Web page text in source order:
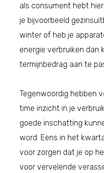
als consument hebt
je bijvoorbeeld
winter of heb je
energie verbruiken dan
termijnbedrag aan te
Tegenwoordig hebben
time inzicht in je
goede inschatting
word. Eens in het
voor zorgen dat je op
voor vervelende